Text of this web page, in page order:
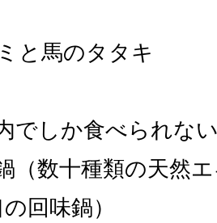
と馬のタタキ
でしか食べられな
（数十種類の天然
回味鍋）